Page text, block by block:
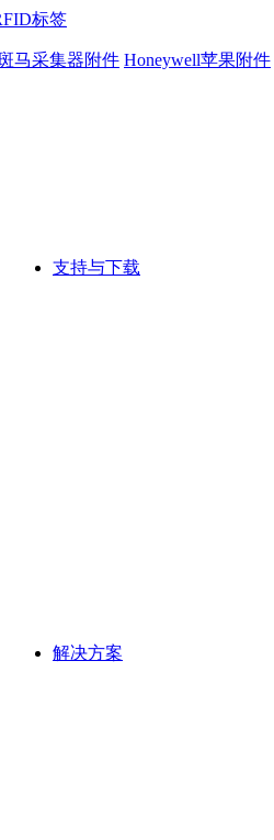
标签
马采集器附件 Honeywell苹果附件
支持与下载
解决方案